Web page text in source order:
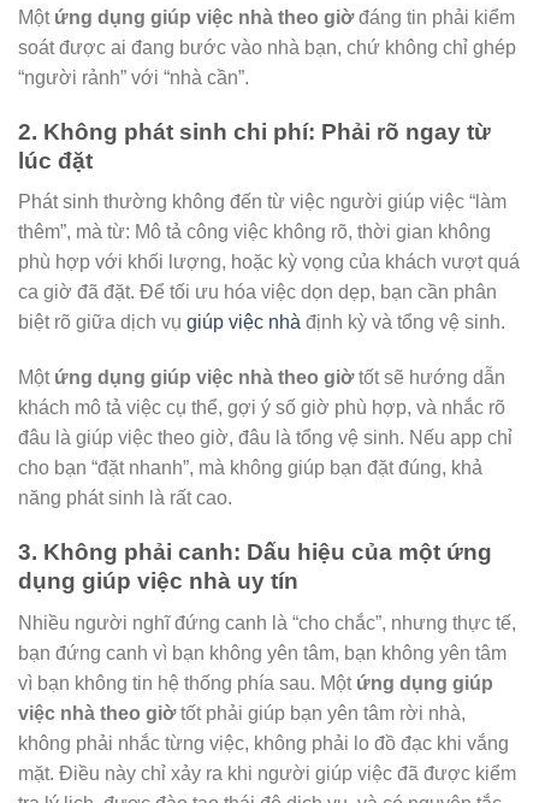
Một ứng dụng giúp việc nhà theo giờđáng tin phải kiểm
soát được ai đang bước vào nhà bạn, chứ không chỉ ghép
“người rảnh” với “nhà cần”.
2. Không phát sinh chi phí: Phải rõ ngay từ
lúc đặt
Phát sinh thường không đến từ việc người giúp việc “làm
thêm”, mà từ: Mô tả công việc không rõ, thời gian không
phù hợp với khối lượng, hoặc kỳ vọng của khách vượt quá
ca giờ đã đặt. Để tối ưu hóa việc dọn dẹp, bạn cần phân
biệt rõ giữa dịch vụ giúp việc nhà định kỳ và tổng vệ sinh.
Một ứng dụng giúp việc nhà theo giờtốt sẽ hướng dẫn
khách mô tả việc cụ thể, gợi ý số giờ phù hợp, và nhắc rõ
đâu là giúp việc theo giờ, đâu là tổng vệ sinh. Nếu app chỉ
cho bạn “đặt nhanh”, mà không giúp bạn đặt đúng, khả
năng phát sinh là rất cao.
3. Không phải canh: Dấu hiệu của một ứng
dụng giúp việc nhà uy tín
Nhiều người nghĩ đứng canh là “cho chắc”, nhưng thực tế,
bạn đứng canh vì bạn không yên tâm, bạn không yên tâm
vì bạn không tin hệ thống phía sau. Một ứng dụng giúp
việc nhà theo giờtốt phải giúp bạn yên tâm rời nhà,
không phải nhắc từng việc, không phải lo đồ đạc khi vắng
mặt. Điều này chỉ xảy ra khi người giúp việc đã được kiểm